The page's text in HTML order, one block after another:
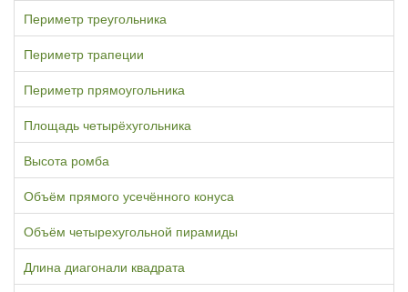
Периметр треугольника
Периметр трапеции
Периметр прямоугольника
Площадь четырёхугольника
Высота ромба
Объём прямого усечённого конуса
Объём четырехугольной пирамиды
Длина диагонали квадрата